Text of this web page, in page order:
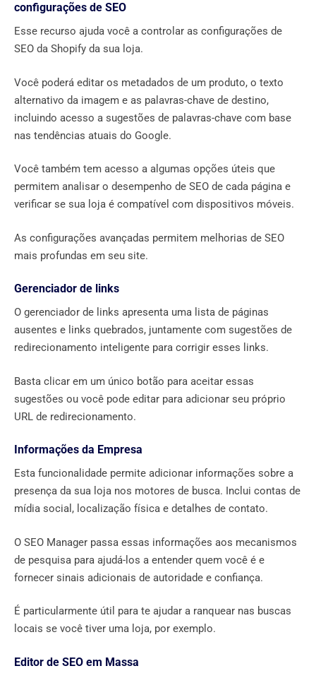
configurações de SEO
Esse recurso ajuda você a controlar as configurações de
SEO da Shopify da sua loja.
Você poderá editar os metadados de um produto, o texto
alternativo da imagem e as palavras-chave de destino,
incluindo acesso a sugestões de palavras-chave com base
nas tendências atuais do Google.
Você também tem acesso a algumas opções úteis que
permitem analisar o desempenho de SEO de cada página e
verificar se sua loja é compatível com dispositivos móveis.
As configurações avançadas permitem melhorias de SEO
mais profundas em seu site.
Gerenciador de links
O gerenciador de links apresenta uma lista de páginas
ausentes e links quebrados, juntamente com sugestões de
redirecionamento inteligente para corrigir esses links.
Basta clicar em um único botão para aceitar essas
sugestões ou você pode editar para adicionar seu próprio
URL de redirecionamento.
Informações da Empresa
Esta funcionalidade permite adicionar informações sobre a
presença da sua loja nos motores de busca. Inclui contas de
mídia social, localização física e detalhes de contato.
O SEO Manager passa essas informações aos mecanismos
de pesquisa para ajudá-los a entender quem você é e
fornecer sinais adicionais de autoridade e confiança.
É particularmente útil para te ajudar a ranquear nas buscas
locais se você tiver uma loja, por exemplo.
Editor de SEO em Massa